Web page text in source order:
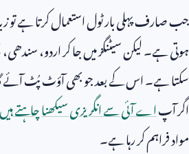
جب صارف پہلی بار ٹول استعمال کرتا ہے تو
ہوتی ہے۔ لیکن سیٹنگز میں جا کر اردو، سندھی،
سکتا ہے۔ اس کے بعد جو بھی آؤٹ پُٹ آئے
اگر آپاے آئی سے انگریزی سیکھنا چاہتے ہیں
مواد فراہم کر رہا ہے۔